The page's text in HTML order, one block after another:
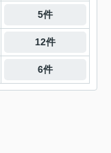
5件
12件
6件